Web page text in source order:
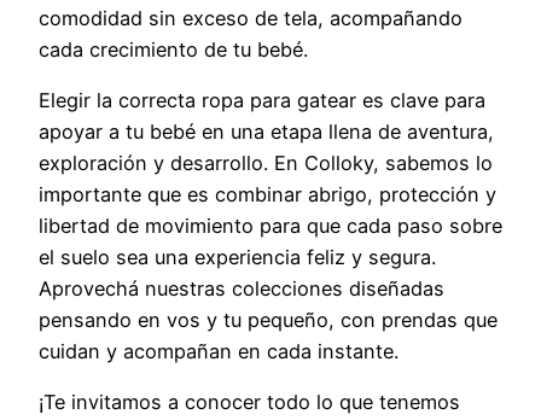
comodidad sin exceso de tela, acompañando
cada crecimiento de tu bebé.
Elegir la correcta ropa para gatear es clave para
apoyar a tu bebé en una etapa llena de aventura,
exploración y desarrollo. En Colloky, sabemos lo
importante que es combinar abrigo, protección y
libertad de movimiento para que cada paso sobre
el suelo sea una experiencia feliz y segura.
Aprovechá nuestras colecciones diseñadas
pensando en vos y tu pequeño, con prendas que
cuidan y acompañan en cada instante.
¡Te invitamos a conocer todo lo que tenemos